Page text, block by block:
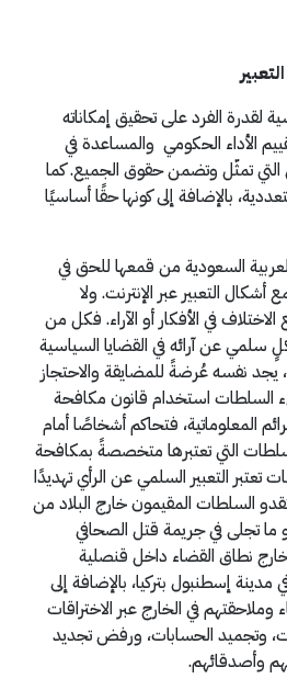
لقدرة الفرد على تحقيق إمكاناته
الأداء الحكومي والمساعدة في
التي تمثّل وتضمن حقوق الجميع. كما
بالإضافة إلى كونها حقًا أساسيًا
السعودية من قمعها للحق في
أشكال التعبير عبر الإنترنت. ولا
في الأفكار أو الآراء. فكل من
سلمي عن آرائه في القضايا السياسية
يجد نفسه عُرضةً للمضايقة والاحتجاز
السلطات استخدام قانون مكافحة
المعلوماتية، فتحاكم أشخاصًا أمام
التي تعتبرها متخصصةً بمكافحة
تعتبر التعبير السلمي عن الرأي تهديدًا
السلطات المقيمون خارج البلاد من
تجلى في جريمة قتل الصحافي
نطاق القضاء داخل قنصلية
مدينة إسطنبول بتركيا، بالإضافة إلى
وملاحقتهم في الخارج عبر الاختراقات
وتجميد الحسابات، ورفض تجديد
وأصدقائهم.